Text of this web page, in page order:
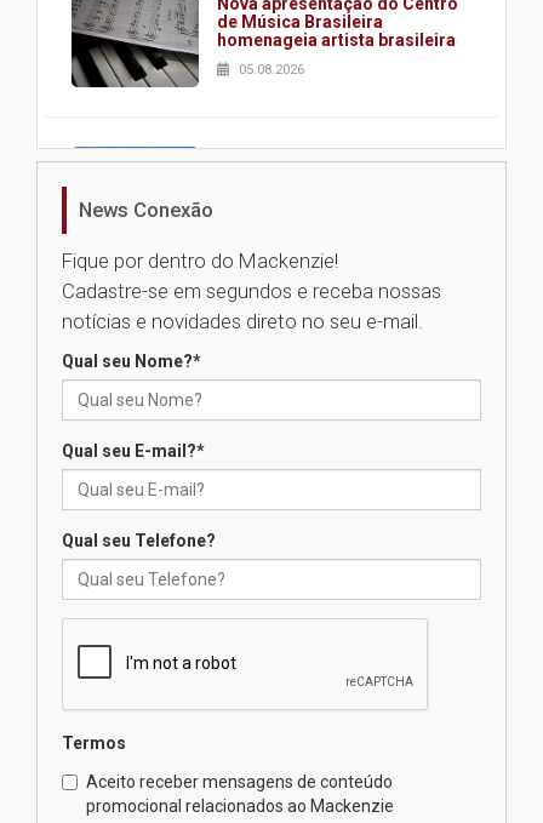
Nova apresentação do Centro
de Música Brasileira
homenageia artista brasileira
05.08.2026
Universidade Mackenzie
Seminário discute desafios
das novas tecnologias em
calouros do segundo semestre
mesmo do Ensino Médio
Como os pais podem investir
na educação dos filhos além da
escola
News Conexão
Fique por dentro do Mackenzie!
Cadastre-se em segundos e receba nossas
notícias e novidades direto no seu e-mail.
Qual seu Nome?*
Qual seu E-mail?*
Qual seu Telefone?
Termos
Aceito receber mensagens de conteúdo
promocional relacionados ao Mackenzie